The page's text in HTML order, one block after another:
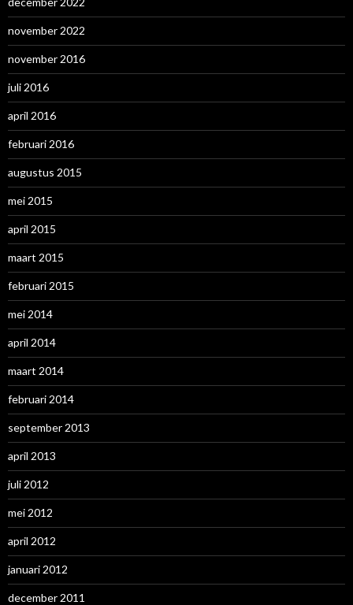
november 2022
november 2016
juli 2016
april 2016
februari 2016
augustus 2015
mei 2015
april 2015
maart 2015
februari 2015
mei 2014
april 2014
maart 2014
februari 2014
september 2013
april 2013
juli 2012
mei 2012
april 2012
januari 2012
december 2011